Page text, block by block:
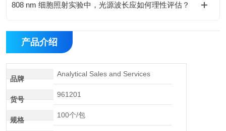
808 nm 细胞照射实验中，光源波长应如何理性评估？
产品介绍
品牌
Analytical Sales and Services
货号
961201
规格
100个/包